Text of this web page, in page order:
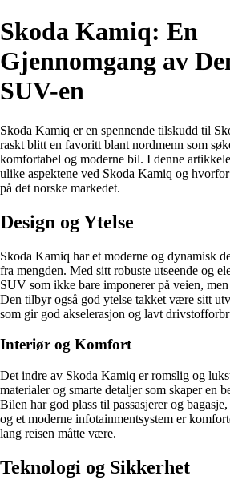
Skoda Kamiq: En
Gjennomgang av
SUV-en
Skoda Kamiq er en spennende tilskudd til
raskt blitt en favoritt blant nordmenn som
komfortabel og moderne bil. I denne
ulike aspektene ved Skoda Kamiq og
på det norske markedet.
Design og Ytelse
Skoda Kamiq har et moderne og dynamisk
fra mengden. Med sitt robuste utseende og
SUV som ikke bare imponerer på veien,
Den tilbyr også god ytelse takket være sitt
som gir god akselerasjon og lavt
Interiør og Komfort
Det indre av Skoda Kamiq er romslig og
materialer og smarte detaljer som skaper en
Bilen har god plass til passasjerer og
og et moderne infotainmentsystem er
lang reisen måtte være.
Teknologi og Sikkerhet